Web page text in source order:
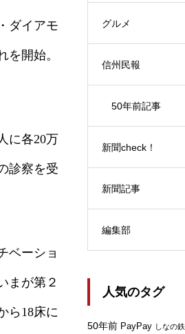
ダイアモ
開始。
に各20万
診察を受
ベーショ
まが第２
ら18床に
グルメ
信州民報
50年前記事
新聞check！
新聞記事
編集部
人気のタグ
50年前 PayPay しなの